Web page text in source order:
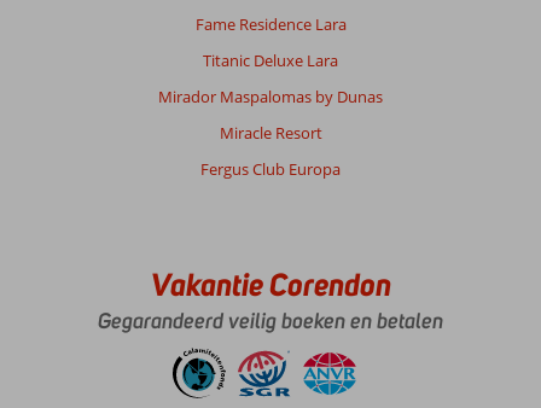
Fame Residence Lara
Titanic Deluxe Lara
Mirador Maspalomas by Dunas
Miracle Resort
Fergus Club Europa
Vakantie Corendon
Gegarandeerd veilig boeken en betalen